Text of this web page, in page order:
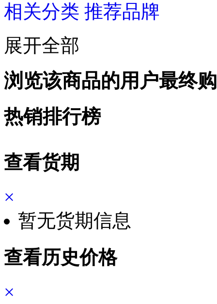
相关分类 推荐品牌
展开全部
浏览该商品的用户最终
热销排行榜
查看货期
×
暂无货期信息
查看历史价格
×